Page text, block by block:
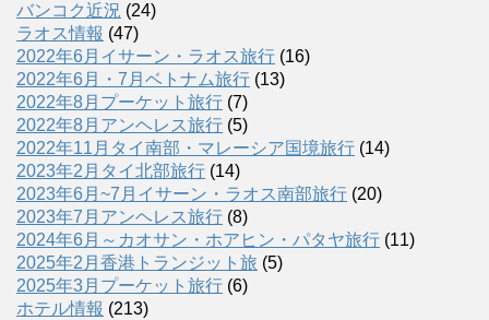
バンコク近況 (24)
ラオス情報 (47)
2022年6月イサーン・ラオス旅行 (16)
2022年6月・7月ベトナム旅行 (13)
2022年8月プーケット旅行 (7)
2022年8月アンヘレス旅行 (5)
2022年11月タイ南部・マレーシア国境旅行 (14)
2023年2月タイ北部旅行 (14)
2023年6月~7月イサーン・ラオス南部旅行 (20)
2023年7月アンヘレス旅行 (8)
2024年6月～カオサン・ホアヒン・パタヤ旅行 (11)
2025年2月香港トランジット旅 (5)
2025年3月プーケット旅行 (6)
ホテル情報 (213)